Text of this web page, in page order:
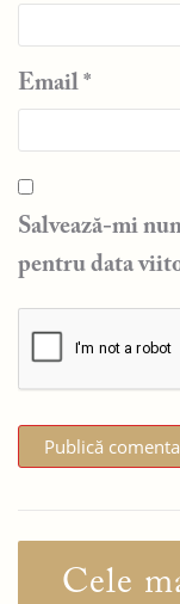
Email *
Salvează-mi
pentru data
Cele